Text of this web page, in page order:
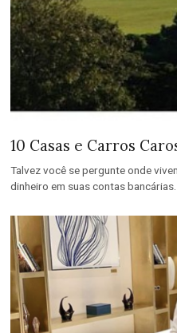
10 Casas e Carros
Talvez você se pergunte onde
dinheiro em suas contas bancárias.